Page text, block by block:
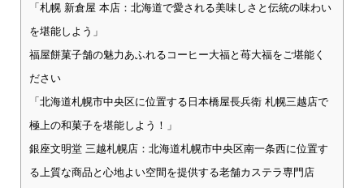
「札幌 新倉屋 本店：北海道で愛される美味しさと伝統の味わい
を堪能しよう」
福屋餅菓子舗の魅力あふれるコーヒー大福と苺大福をご堪能く
ださい
「北海道札幌市中央区に位置する日本橋屋長兵衛 札幌三越店で
極上の和菓子を堪能しよう！」
銀座文明堂 三越札幌店：北海道札幌市中央区南一条西に位置す
る上質な商品と心地よい空間を提供する老舗カステラ専門店